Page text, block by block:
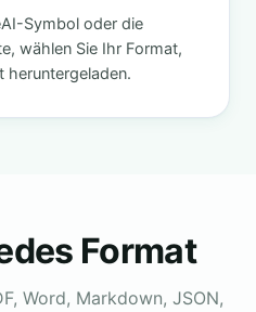
Symbol oder die
wählen Sie Ihr Format,
heruntergeladen.
Format
Word, Markdown, JSON,